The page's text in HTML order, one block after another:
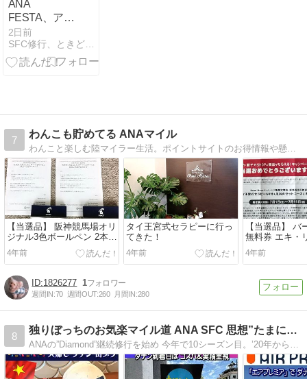
ANA
FESTA、アン
ケート回答で
3,000円相当の
商品セットが
2日前
SFC修行、ときどき観光
7
わんこも貯めてる ANAマイル
わんこと楽しむ陸マイラー生活。ポイントサイトのお得情報や懸賞当選品を綴っています。貯めたマイルで、ファーストクラスで世界一周しました。
【当選品】 阪神競馬場オリ
ジナル3色ボールペン 2本
JRA
4年前
タイ王宮式セラピーに行っ
てきた！
4年前
【当選品】 バ
無料券 エキ・
ービス
4年前
1826277 1
週間IN:70 週間OUT:260 月間IN:280
8
独りぼっちのお気楽マイル道 ANA SFC 思想”たまには…